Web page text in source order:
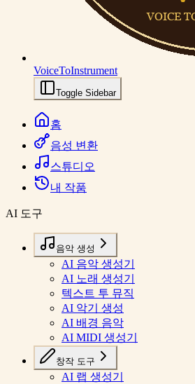
VoiceToInstrument
Toggle Sidebar
홈
음성 변환
스튜디오
내 작품
AI 도구
음악 생성
AI 음악 생성기
AI 노래 생성기
텍스트 투 뮤직
AI 악기 생성
AI 배경 음악
AI MIDI 생성기
창작 도구
AI 랩 생성기